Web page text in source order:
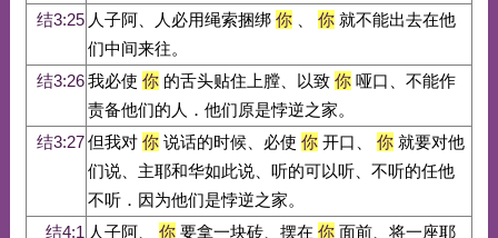
结3:25 人子阿、人必用绳索捆绑 你、 你就不能出去在他
们中间来往。
结3:26我必使 你的舌头贴住上膛、以致 你哑口、不能作
责备他们的人．他们原是悖逆之家。
结3:27但我对 你说话的时候、必使 你开口、 你就要对他
们说、主耶和华如此说、听的可以听、不听的任他
不听．因为他们是悖逆之家。
结4:1 人子阿、 你要拿一块砖、摆在 你面前、将一座耶